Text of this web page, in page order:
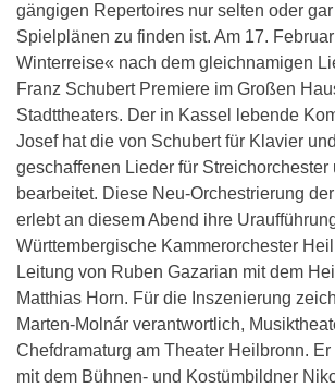
gängigen Repertoires nur selten oder
Spielplänen zu finden ist. Am 17.
Winterreise« nach dem gleichnamigen
Franz Schubert Premiere im Großen
Stadttheaters. Der in Kassel lebende
Josef hat die von Schubert für Klavier
geschaffenen Lieder für
bearbeitet. Diese Neu-Orchestrierung
erlebt an diesem Abend ihre
Württembergische Kammerorchester
Leitung von Ruben Gazarian mit dem
Matthias Horn. Für die Inszenierung
Marten-Molnár verantwortlich,
Chefdramaturg am Theater Heilbronn.
mit dem Bühnen- und Kostümbildner